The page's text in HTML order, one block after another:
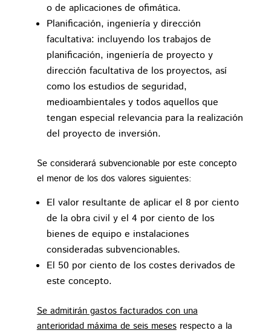
o de aplicaciones de ofimática.
Planificación, ingeniería y dirección
facultativa: incluyendo los trabajos de
planificación, ingeniería de proyecto y
dirección facultativa de los proyectos, así
como los estudios de seguridad,
medioambientales y todos aquellos que
tengan especial relevancia para la realización
del proyecto de inversión.
Se considerará subvencionable por este concepto
el menor de los dos valores siguientes:
El valor resultante de aplicar el 8 por ciento
de la obra civil y el 4 por ciento de los
bienes de equipo e instalaciones
consideradas subvencionables.
El 50 por ciento de los costes derivados de
este concepto.
Se admitirán gastos facturados con una
anterioridad máxima de seis mesesrespecto a la